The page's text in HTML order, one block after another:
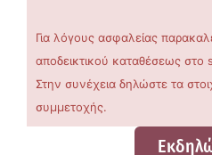
Για λόγους ασφαλείας
αποδεικτικού καταθέσεως
Στην συνέχεια δηλώστε τα
συμμετοχής.